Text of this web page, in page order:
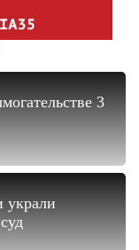
3
украли